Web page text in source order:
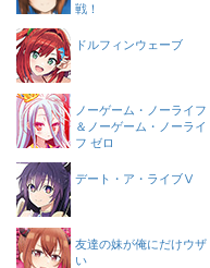
戦！
ドルフィンウェーブ
ノーゲーム・ノーライフ
＆ノーゲーム・ノーライ
フ ゼロ
デート・ア・ライブⅤ
友達の妹が俺にだけウザ
い